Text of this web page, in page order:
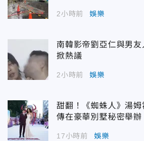
2小時前 娛樂
南韓影帝劉亞仁與男
掀熱議
2小時前 娛樂
甜翻！《蜘蛛人》湯
傳在豪華別墅秘密舉辦
17小時前 娛樂